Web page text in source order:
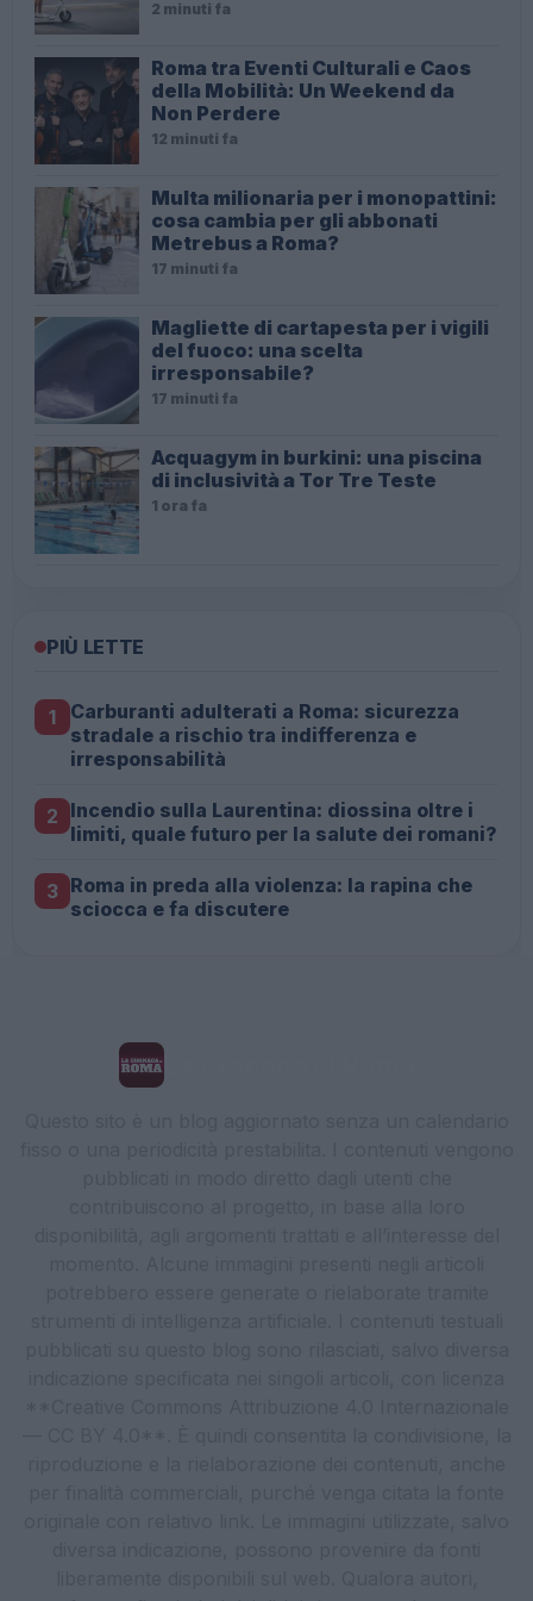
2 minuti fa
Roma tra Eventi Culturali e Caos
della Mobilità: Un Weekend da
Non Perdere
12 minuti fa
Multa milionaria per i monopattini:
cosa cambia per gli abbonati
Metrebus a Roma?
17 minuti fa
Magliette di cartapesta per i vigili
del fuoco: una scelta
irresponsabile?
17 minuti fa
Acquagym in burkini: una piscina
di inclusività a Tor Tre Teste
1 ora fa
PIÙ LETTE
1
Carburanti adulterati a Roma: sicurezza
stradale a rischio tra indifferenza e
irresponsabilità
2 Incendio sulla Laurentina: diossina oltre i
limiti, quale futuro per la salute dei romani?
3 Roma in preda alla violenza: la rapina che
sciocca e fa discutere